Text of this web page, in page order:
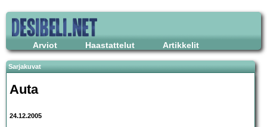
Arviot Haastattelut Artikkelit
Sarjakuvat
Auta
24.12.2005